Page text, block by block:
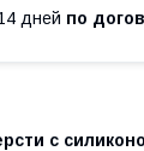
дней по
с